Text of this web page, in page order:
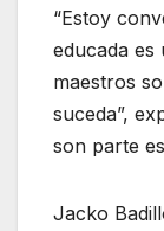
“Estoy
educada es
maestros
suceda”,
son parte
Jacko